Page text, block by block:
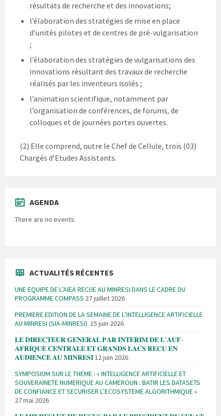
résultats de recherche et des innovations;
l’élaboration des stratégies de mise en place
d’unités pilotes et de centres de pré-vulgarisation
;
l’élaboration des stratégies de vulgarisations des
innovations résultant des travaux de recherche
réalisés par les inventeurs isolés ;
l’animation scientifique, notamment par
l’organisation de conférences, de forums, de
colloques et de journées portes ouvertes.
(2) Elle comprend, outre le Chef de Cellule, trois (03)
Chargés d’Etudes Assistants.
AGENDA
There are no events
ACTUALITÉS RÉCENTES
UNE EQUIPE DE L’AIEA RECUE AU MINRESI DANS LE CADRE DU
PROGRAMME COMPASS 27 juillet 2026
PREMIERE EDITION DE LA SEMAINE DE L’INTELLIGENCE ARTIFICIELLE
AU MINRESI (SIA-MINRESI) 15 juin 2026
𝐋𝐄 𝐃𝐈𝐑𝐄𝐂𝐓𝐄𝐔𝐑 𝐆𝐄𝐍𝐄𝐑𝐀𝐋 𝐏𝐀𝐑 𝐈𝐍𝐓𝐄𝐑𝐈𝐌 𝐃𝐄 𝐋’𝐀𝐔𝐅-
𝐀𝐅𝐑𝐈𝐐𝐔𝐄 𝐂𝐄𝐍𝐓𝐑𝐀𝐋𝐄 𝐄𝐓 𝐆𝐑𝐀𝐍𝐃𝐒 𝐋𝐀𝐂𝐒 𝐑𝐄𝐂𝐔 𝐄𝐍
𝐀𝐔𝐃𝐈𝐄𝐍𝐂𝐄 𝐀𝐔 𝐌𝐈𝐍𝐑𝐄𝐒𝐈12 juin 2026
SYMPOSIUM SUR LE THEME : « INTELLIGENCE ARTIFICIELLE ET
SOUVERAINETE NUMERIQUE AU CAMEROUN : BATIR LES DATASETS
DE CONFIANCE ET SECURISER L’ECOSYSTEME ALGORITHMIQUE »
27 mai 2026